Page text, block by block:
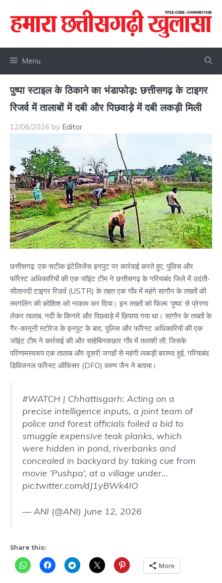
content
Menu
पुष्पा स्टाइल के ठिकाने का भंडाफोड़: छत्तीसगढ़ के टाइगर
रिजर्व में तालाबों में दबी और पिछवाड़े में दबी लकड़ी मिली
12/06/2026 by Editor
छत्तीसगढ़: एक सटीक इंटेलिजेंस इनपुट पर कार्रवाई करते हुए, पुलिस और
फॉरेस्ट अधिकारियों की एक जॉइंट टीम ने छत्तीसगढ़ के गरियाबंद जिले में उदंती-
सीतानदी टाइगर रिज़र्व (USTR) के तहत एक गाँव में महंगे सागौन के तख्तों की
स्मगलिंग की कोशिश को नाकाम कर दिया। इन तख्तों को फिल्म ‘पुष्पा’ से प्रेरणा
लेकर तालाब, नदी के किनारे और पिछवाड़े में छिपाया गया था। सागौन के तख्तों के
गैर-कानूनी स्टोरेज के इनपुट के बाद, पुलिस और फॉरेस्ट अधिकारियों की एक
जॉइंट टीम ने कार्रवाई की और साहेबिनकछार गाँव में तलाशी ली, जिसके
परिणामस्वरूप एक तालाब और दूसरी जगहों से महंगी लकड़ी बरामद हुई, गरियाबंद
डिविजनल फॉरेस्ट ऑफिसर (DFO) वरुण जैन ने बताया।
#WATCH | Chhattisgarh: Acting on a
precise intelligence inputs, a joint team of
police and forest officials foiled a bid to
smuggle expensive teak planks, which
were hidden in pond, riverbanks and
concealed in backyard by taking cue from
movie ‘Pushpa’, at a village under…
pic.twitter.com/dJ1yBWk4IO
— ANI (@ANI) June 12, 2026
Share this:
More